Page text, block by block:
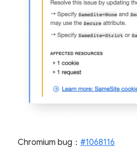
Chromium bug： #1068116